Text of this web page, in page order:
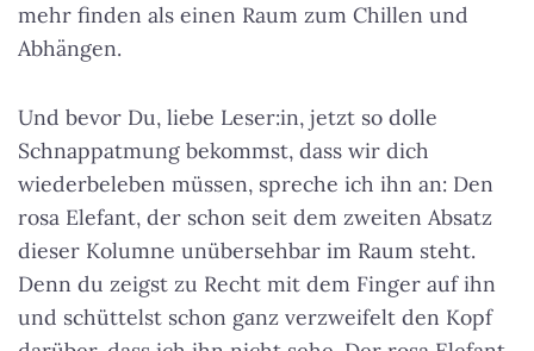
mehr finden als einen Raum zum Chillen und
Abhängen.
Und bevor Du, liebe Leser:in, jetzt so dolle
Schnappatmung bekommst, dass wir dich
wiederbeleben müssen, spreche ich ihn an: Den
rosa Elefant, der schon seit dem zweiten Absatz
dieser Kolumne unübersehbar im Raum steht.
Denn du zeigst zu Recht mit dem Finger auf ihn
und schüttelst schon ganz verzweifelt den Kopf